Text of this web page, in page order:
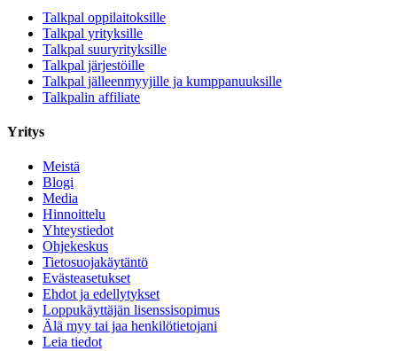
Talkpal oppilaitoksille
Talkpal yrityksille
Talkpal suuryrityksille
Talkpal järjestöille
Talkpal jälleenmyyjille ja kumppanuuksille
Talkpalin affiliate
Yritys
Meistä
Blogi
Media
Hinnoittelu
Yhteystiedot
Ohjekeskus
Tietosuojakäytäntö
Evästeasetukset
Ehdot ja edellytykset
Loppukäyttäjän lisenssisopimus
Älä myy tai jaa henkilötietojani
Leia tiedot